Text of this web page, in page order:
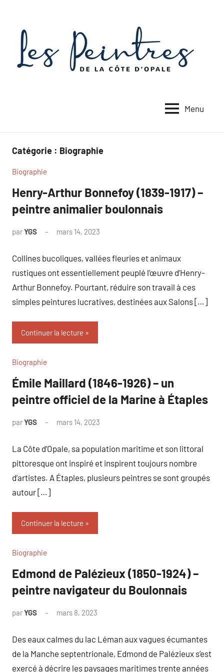
contenu
Menu
Catégorie : Biographie
Biographie
Henry-Arthur Bonnefoy (1839-1917) –
peintre animalier boulonnais
parYGS mars 14, 2023
Collines bucoliques, vallées fleuries et animaux
rustiques ont essentiellement peuplé l’œuvre d’Henry-
Arthur Bonnefoy. Pourtant, réduire son travail à ces
simples peintures lucratives, destinées aux Salons […]
Continuer la lecture
Biographie
Émile Maillard (1846-1926) – un
peintre officiel de la Marine à Étaples
parYGS mars 14, 2023
La Côte d’Opale, sa population maritime et son littoral
pittoresque ont inspiré et inspirent toujours nombre
d’artistes. A Étaples, plusieurs peintres se sont groupés
autour […]
Continuer la lecture
Biographie
Edmond de Palézieux (1850-1924) –
peintre navigateur du Boulonnais
parYGS mars 8, 2023
Des eaux calmes du lac Léman aux vagues écumantes
de la Manche septentrionale, Edmond de Palézieux s’est
exercé à décrire les paysages maritimes trente années